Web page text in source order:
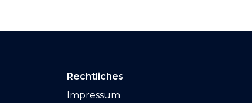
Rechtliches
Impressum